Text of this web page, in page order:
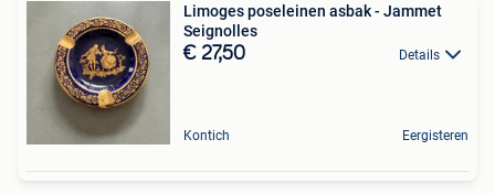
Limoges poseleinen asbak - Jammet
Seignolles
€ 27,50 Details
Kontich Eergisteren